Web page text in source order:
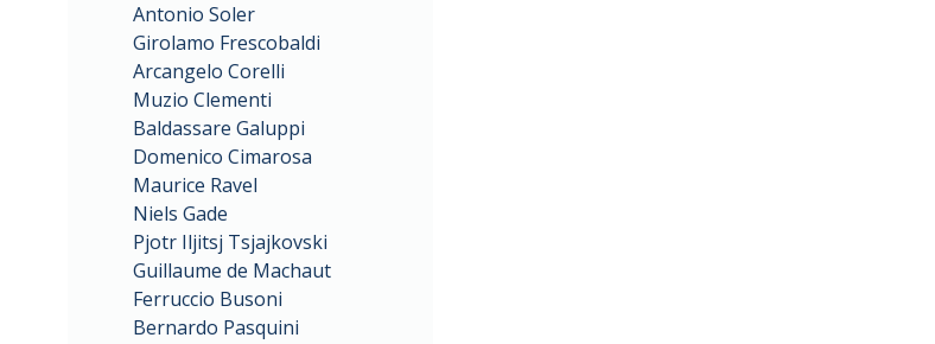
Antonio Soler
Girolamo Frescobaldi
Arcangelo Corelli
Muzio Clementi
Baldassare Galuppi
Domenico Cimarosa
Maurice Ravel
Niels Gade
Pjotr Iljitsj Tsjajkovski
Guillaume de Machaut
Ferruccio Busoni
Bernardo Pasquini